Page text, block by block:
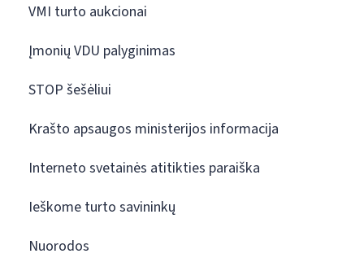
VMI turto aukcionai
Įmonių VDU palyginimas
STOP šešėliui
Krašto apsaugos ministerijos informacija
Interneto svetainės atitikties paraiška
Ieškome turto savininkų
Nuorodos